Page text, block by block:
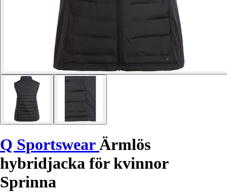
Q SportswearÄrmlös
hybridjacka för kvinnor
Sprinna